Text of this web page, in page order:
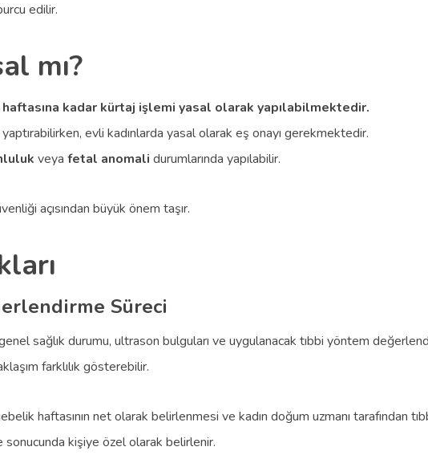
edilir.
mı?
kadar kürtaj işlemi yasal olarak yapılabilmektedir.
evli kadınlarda yasal olarak eş onayı gerekmektedir.
veya fetal anomali durumlarında yapılabilir.
açısından büyük önem taşır.
Süreci
sağlık durumu, ultrason bulguları ve uygulanacak tıbbi yöntem
farklılık gösterebilir.
haftasının net olarak belirlenmesi ve kadın doğum uzmanı tarafından
kişiye özel olarak belirlenir.